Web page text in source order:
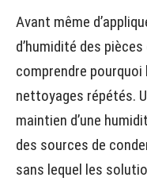
Avant même
d’humidité des
comprendre
nettoyages répétés.
maintien d’une
des sources de
sans lequel les